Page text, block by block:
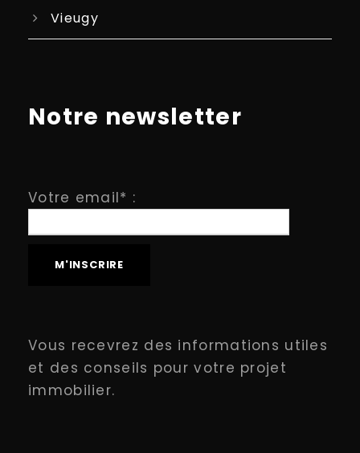
Vieugy
Notre newsletter
Votre email* :
Vous recevrez des informations utiles
et des conseils pour votre projet
immobilier.